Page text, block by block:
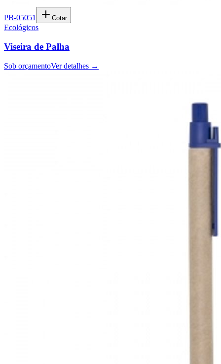
PB-05051 Cotar
Ecológicos
Viseira de Palha
Sob orçamentoVer detalhes →